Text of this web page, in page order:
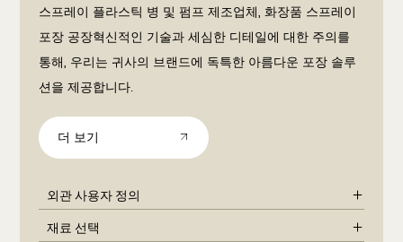
스프레이 플라스틱 병 및 펌프 제조업체, 화장품 스프레이
포장 공장혁신적인 기술과 세심한 디테일에 대한 주의를
통해, 우리는 귀사의 브랜드에 독특한 아름다운 포장 솔루
션을 제공합니다.
더 보기
외관 사용자 정의
재료 선택